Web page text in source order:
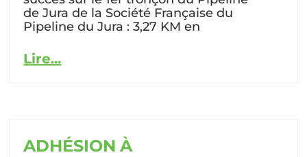
de Jura de la Société Française du
Pipeline du Jura : 3,27 KM en
Lire...
ADHÉSION À